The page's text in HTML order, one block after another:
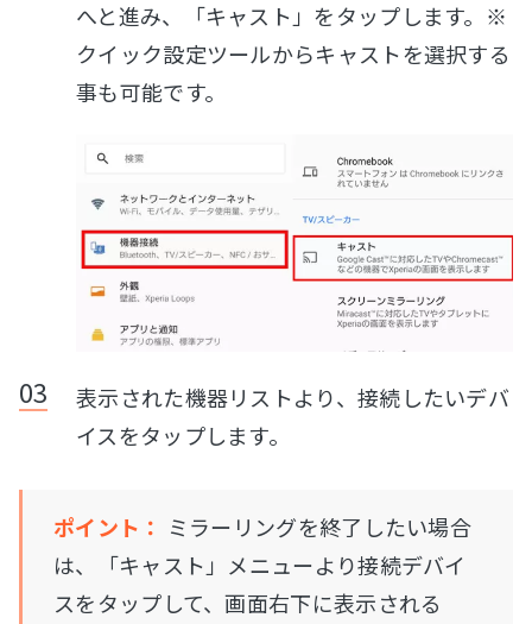
へと進み、「キャスト」をタップします。※
クイック設定ツールからキャストを選択する
事も可能です。
表示された機器リストより、接続したいデバ
イスをタップします。
ポイント： ミラーリングを終了したい場合
は、「キャスト」メニューより接続デバイ
スをタップして、画面右下に表示される